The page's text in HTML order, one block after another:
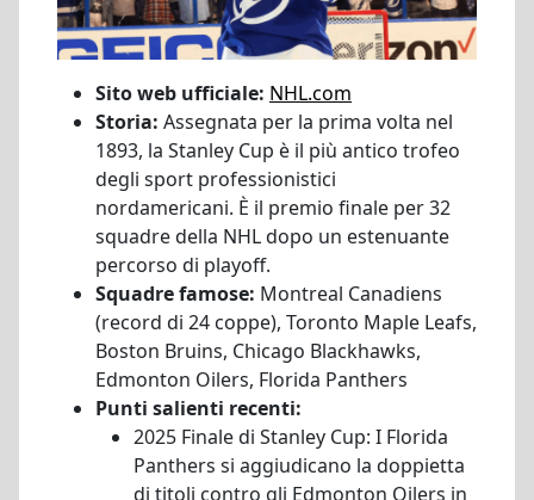
Sito web ufficiale: NHL.com
Storia: Assegnata per la prima volta nel
1893, la Stanley Cup è il più antico trofeo
degli sport professionistici
nordamericani. È il premio finale per 32
squadre della NHL dopo un estenuante
percorso di playoff.
Squadre famose: Montreal Canadiens
(record di 24 coppe), Toronto Maple Leafs,
Boston Bruins, Chicago Blackhawks,
Edmonton Oilers, Florida Panthers
Punti salienti recenti:
2025 Finale di Stanley Cup: I Florida
Panthers si aggiudicano la doppietta
di titoli contro gli Edmonton Oilers in